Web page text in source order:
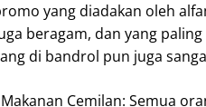
yang diadakan oleh
beragam, dan yang
di bandrol pun juga
Cemilan: Semua